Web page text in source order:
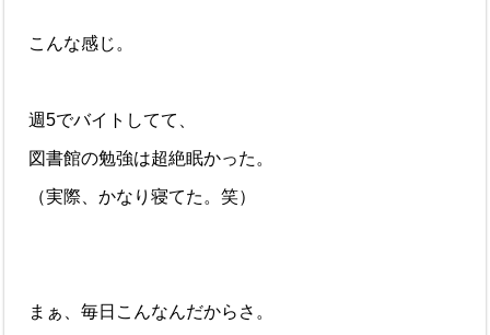
こんな感じ。
週5でバイトしてて、
図書館の勉強は超絶眠かった。
（実際、かなり寝てた。笑）
まぁ、毎日こんなんだからさ。